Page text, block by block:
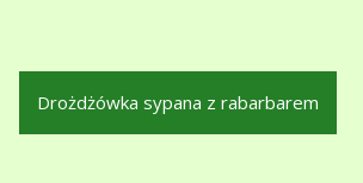
Drożdżówka sypana z rabarbarem